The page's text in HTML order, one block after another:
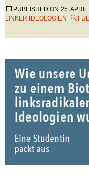
PUBLISHED ON 25.
LINKER IDEOLOGIEN